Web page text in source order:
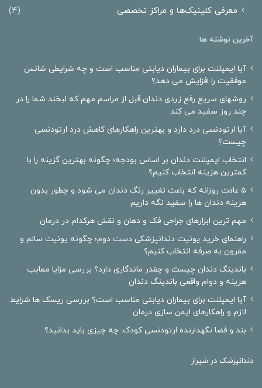
معرفی کلینیک‌ها و مراکز تخصصی
(4)
آخرین نوشته ها
آیا ایمپلنت برای بیماران دیابتی مناسب است و چه شرایطی شانس
موفقیت را افزایش می دهد؟
روشهای سریع رفع زردی دندان قبل از مراسم مهم که لبخند شما را در
چند روز سفید می کند
آیا ارتودنسی درد دارد و بهترین راهکارهای کاهش درد ارتودنسی
چیست؟
انتخاب ایمپلنت دندان بر اساس بودجه؛ چگونه بهترین گزینه را با
کمترین هزینه انتخاب کنیم؟
۵ عادت روزانه که باعث تغییر رنگ دندان می شود و چطور بدون
هزینه دندان ها را سفید نگه داریم
مهم ترین ابزارهای جراحی فک و دهان و نقش هرکدام در درمان
راهنمای خرید یونیت دندانپزشکی دست دوم؛ چگونه یونیت سالم و
مقرون به صرفه انتخاب کنیم؟
باندینگ دندان چیست و چقدر ماندگاری دارد؟ بررسی مزایا معایب
هزینه و دوام واقعی باندینگ دندان
آیا ایمپلنت برای بیماران دیابتی مناسب است؟ بررسی ریسک ها شرایط
لازم و راهکارهای ایمن سازی درمان
بند و فضا نگهدارنده ارتودنسی کودک: چه چیزی باید بدانید؟
دندانپزشک در شیراز